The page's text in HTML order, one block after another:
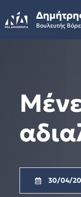
to
content
Βουλευτής
30/04/